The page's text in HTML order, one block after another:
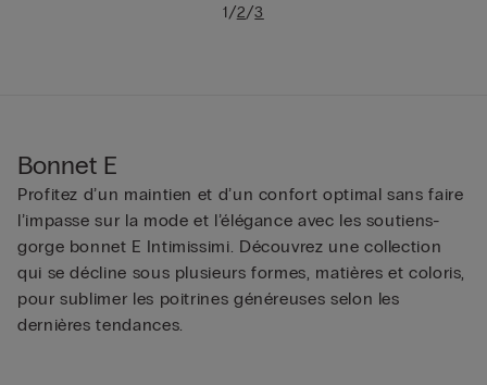
1/2/3
Bonnet E
Profitez d’un maintien et d’un confort optimal sans faire
l’impasse sur la mode et l’élégance avec les soutiens-
gorge bonnet E Intimissimi. Découvrez une collection
qui se décline sous plusieurs formes, matières et coloris,
pour sublimer les poitrines généreuses selon les
dernières tendances.